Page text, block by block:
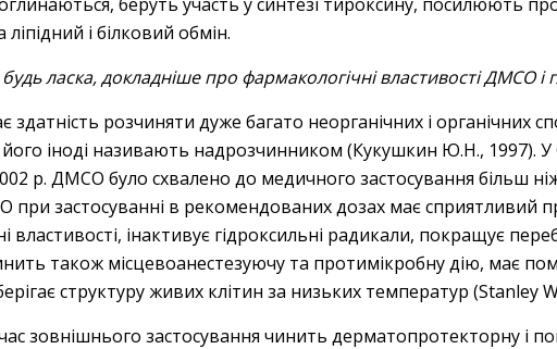
і білковий обмін.
ласка, докладніше про фармакологічні властивості ДМСО і
розчиняти дуже багато неорганічних і
його іноді називають надрозчинником (Кукушкин Ю.Н., 1997).
р. ДМСО було схвалено до медичного застосування більш ніж
при застосуванні в рекомендованих дозах має сприятливий
властивості, інактивує гідроксильні радикали, покращує
також місцевоанестезуючу та протимікробну дію, має
структуру живих клітин за низьких температур (Stanley
зовнішнього застосування чинить дерматопротекторну і